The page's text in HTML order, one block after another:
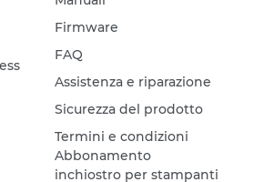
Firmware
FAQ
Assistenza e riparazione
Sicurezza del prodotto
Termini e condizioni
Abbonamento
inchiostro per stampanti